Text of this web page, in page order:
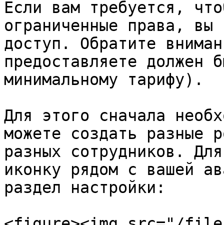
Если вам требуется,
ограниченные права, вы
доступ. Обратите
предоставляете должен
минимальному тарифу).
Для этого сначала
можете создать разные
разных сотрудников.
иконку рядом с вашей
раздел настройки: